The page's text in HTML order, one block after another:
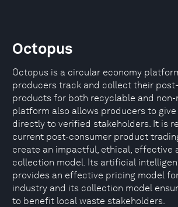
Octopus
Octopus is a circular economy
producers track and collect their
products for both recyclable and non-
platform also allows producers to
directly to verified stakeholders. It is
current post-consumer product
create an impactful, ethical, effective
collection model. Its artificial
provides an effective pricing model
industry and its collection model
to benefit local waste stakeholders​.